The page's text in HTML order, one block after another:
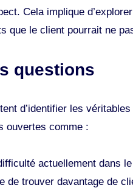
Cela implique
que le client pourrait ne
questions
d’identifier les
ouvertes comme :
actuellement dans
de trouver davantage de